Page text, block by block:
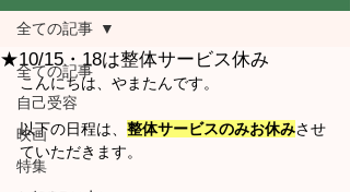
全ての記事
自己受容
映画
特集
全ての記事
★10/15・18は整体サービス休み
こんにちは、やまたんです。
以下の日程は、 整体サービスのみお休みさせ
ていただきます。